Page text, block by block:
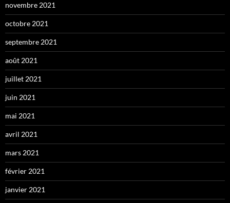
novembre 2021
octobre 2021
septembre 2021
août 2021
juillet 2021
juin 2021
mai 2021
avril 2021
mars 2021
février 2021
janvier 2021